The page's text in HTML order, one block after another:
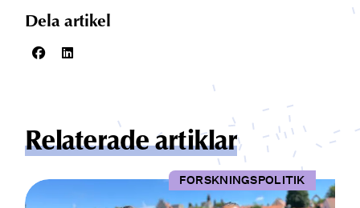
Dela artikel
Relaterade artiklar
FORSKNINGSPOLITIK